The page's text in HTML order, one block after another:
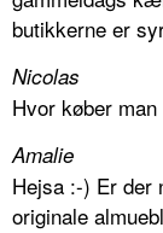
butikkerne er
Nicolas
Hvor køber
Amalie
Hejsa :-) Er der
originale